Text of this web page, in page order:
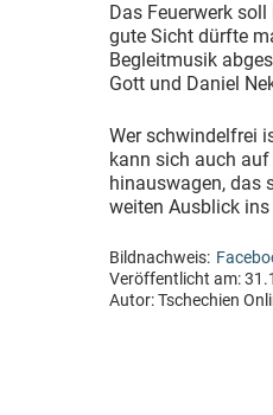
Das Feuerwerk
gute Sicht dürfte
Begleitmusik
Gott und Daniel
Wer schwindelfrei
kann sich auch
hinauswagen, das
weiten Ausblick
Bildnachweis:
Veröffentlicht am:
Autor:Tschechien